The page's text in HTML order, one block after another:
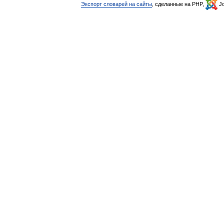
Экспорт словарей на сайты , сделанные на PHP,